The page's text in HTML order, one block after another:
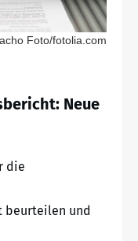
Foto/fotolia.com
Neue
die
beurteilen und